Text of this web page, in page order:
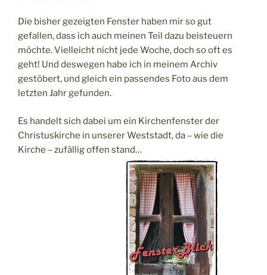
Die bisher gezeigten Fenster haben mir so gut
gefallen, dass ich auch meinen Teil dazu beisteuern
möchte. Vielleicht nicht jede Woche, doch so oft es
geht! Und deswegen habe ich in meinem Archiv
gestöbert, und gleich ein passendes Foto aus dem
letzten Jahr gefunden.
Es handelt sich dabei um ein Kirchenfenster der
Christuskirche in unserer Weststadt, da – wie die
Kirche – zufällig offen stand…